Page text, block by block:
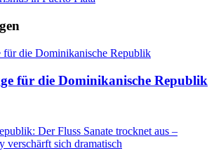
für die Dominikanische Republik